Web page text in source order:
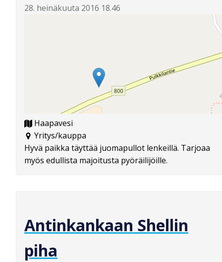
28. heinäkuuta 2016 18.46
Haapavesi
Yritys/kauppa
Hyvä paikka täyttää juomapullot lenkeillä. Tarjoaa
myös edullista majoitusta pyöräilijöille.
Antinkankaan Shellin
piha